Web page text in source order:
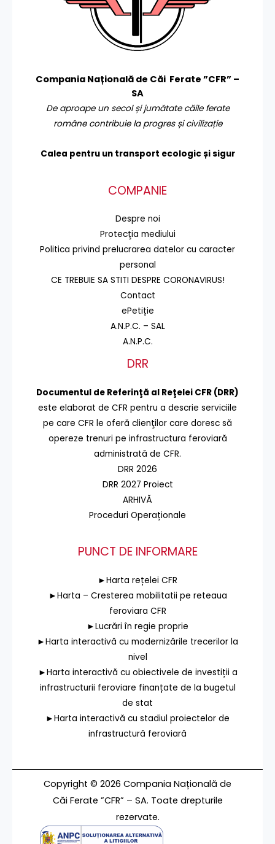
Compania Națională de Căi Ferate ”CFR” –
SA
De aproape un secol și jumătate căile ferate
române contribuie la progres și civilizație
Calea pentru un transport ecologic și sigur
COMPANIE
Despre noi
Protecţia mediului
Politica privind prelucrarea datelor cu caracter
personal
CE TREBUIE SA STITI DESPRE CORONAVIRUS!
Contact
ePetiție
A.N.P.C. – SAL
A.N.P.C.
DRR
Documentul de Referinţă al Reţelei CFR (DRR)
este elaborat de CFR pentru a descrie serviciile
pe care CFR le oferă clienţilor care doresc să
opereze trenuri pe infrastructura feroviară
administrată de CFR.
DRR 2026
DRR 2027 Proiect
ARHIVĂ
Proceduri Operaționale
PUNCT DE INFORMARE
►Harta rețelei CFR
►Harta – Cresterea mobilitatii pe reteaua
feroviara CFR
►Lucrări în regie proprie
►Harta interactivă cu modernizările trecerilor la
nivel
►Harta interactivă cu obiectivele de investiții a
infrastructurii feroviare finanțate de la bugetul
de stat
►Harta interactivă cu stadiul proiectelor de
infrastructură feroviară
Copyright © 2026 Compania Națională de
Căi Ferate ”CFR” – SA. Toate drepturile
rezervate.